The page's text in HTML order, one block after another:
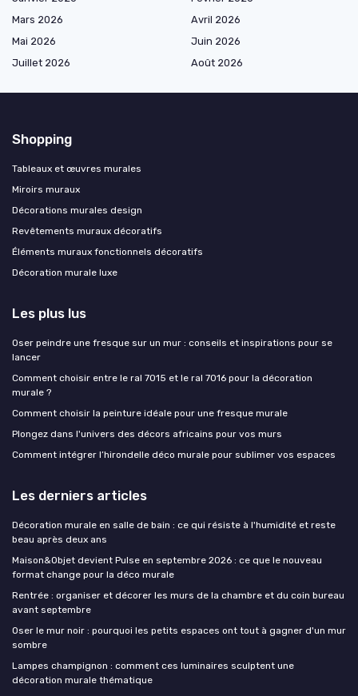
Mars 2026
Avril 2026
Mai 2026
Juin 2026
Juillet 2026
Août 2026
Shopping
Tableaux et œuvres murales
Miroirs muraux
Décorations murales design
Revêtements muraux décoratifs
Éléments muraux fonctionnels décoratifs
Décoration murale luxe
Les plus lus
Oser peindre une fresque sur un mur : conseils et inspirations pour se
lancer
Comment choisir entre le ral 7015 et le ral 7016 pour la décoration
murale ?
Comment choisir la peinture idéale pour une fresque murale
Plongez dans l'univers des décors africains pour vos murs
Comment intégrer l’hirondelle déco murale pour sublimer vos espaces
Les derniers articles
Décoration murale en salle de bain : ce qui résiste à l'humidité et reste
beau après deux ans
Maison&Objet devient Pulse en septembre 2026 : ce que le nouveau
format change pour la déco murale
Rentrée : organiser et décorer les murs de la chambre et du coin bureau
avant septembre
Oser le mur noir : pourquoi les petits espaces ont tout à gagner d'un mur
sombre
Lampes champignon : comment ces luminaires sculptent une
décoration murale thématique